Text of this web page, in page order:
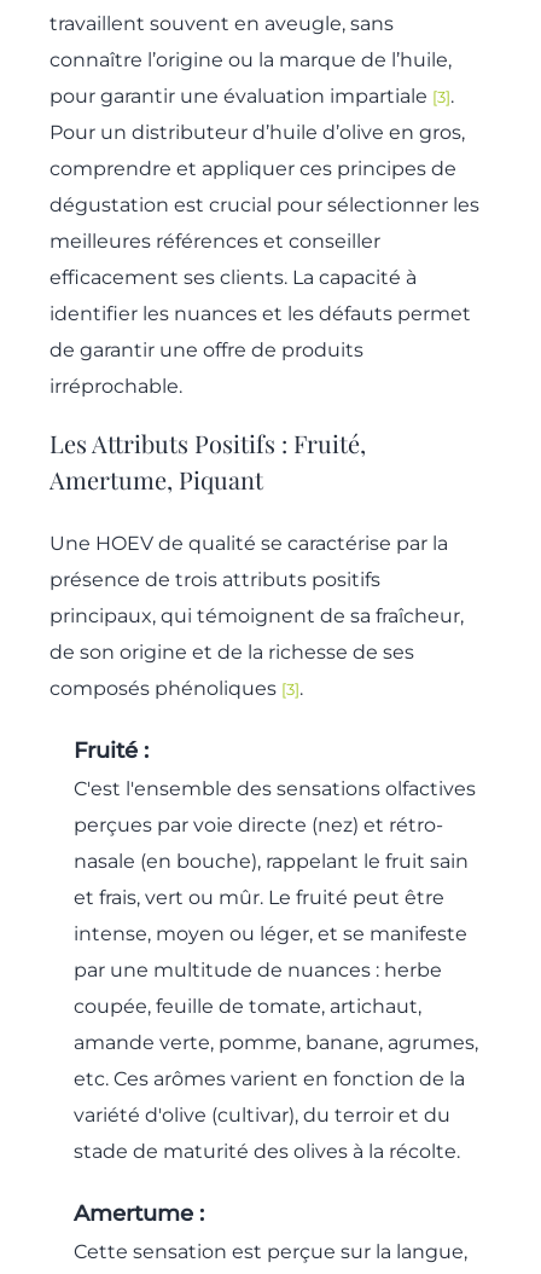
travaillent souvent en aveugle, sans
connaître l’origine ou la marque de l’huile,
pour garantir une évaluation impartiale [3].
Pour un distributeur d’huile d’olive en gros,
comprendre et appliquer ces principes de
dégustation est crucial pour sélectionner les
meilleures références et conseiller
efficacement ses clients. La capacité à
identifier les nuances et les défauts permet
de garantir une offre de produits
irréprochable.
Les Attributs Positifs : Fruité,
Amertume, Piquant
Une HOEV de qualité se caractérise par la
présence de trois attributs positifs
principaux, qui témoignent de sa fraîcheur,
de son origine et de la richesse de ses
composés phénoliques [3].
Fruité :
C'est l'ensemble des sensations olfactives
perçues par voie directe (nez) et rétro-
nasale (en bouche), rappelant le fruit sain
et frais, vert ou mûr. Le fruité peut être
intense, moyen ou léger, et se manifeste
par une multitude de nuances : herbe
coupée, feuille de tomate, artichaut,
amande verte, pomme, banane, agrumes,
etc. Ces arômes varient en fonction de la
variété d'olive (cultivar), du terroir et du
stade de maturité des olives à la récolte.
Amertume :
Cette sensation est perçue sur la langue,